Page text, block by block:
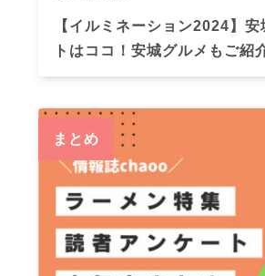
【イルミネーション2024】
トはココ！安城グルメもご紹
まとめ